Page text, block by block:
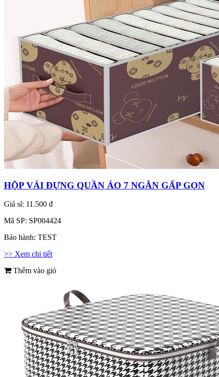
HỘP VẢI ĐỰNG QUẦN ÁO 7 NGĂN GẤP GỌN
Giá sỉ: 11.500 đ
Mã SP: SP004424
Bảo hành: TEST
>> Xem chi tiết
Thêm vào giỏ